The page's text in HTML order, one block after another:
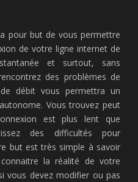
pour but de vous permettre
de votre ligne internet de
et surtout, sans
des problèmes de
débit vous permettra un
Vous trouvez peut
est plus lent que
des difficultés pour
but est très simple à savoir
la réalité de votre
vous devez modifier ou pas